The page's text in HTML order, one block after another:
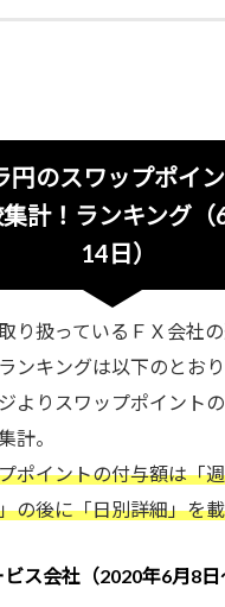
円のスワップポイ
計！ランキング（
14日）
り扱っているＦＸ会社
ンキングは以下のとお
よりスワップポイント
計。
ポイントの付与額は「
の後に「日別詳細」を
ス会社（2020年6月8